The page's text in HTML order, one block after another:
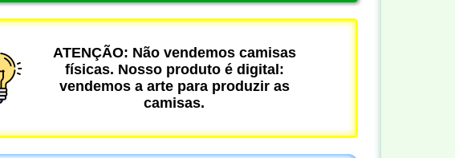
ATENÇÃO: Não vendemos camisas
físicas. Nosso produto é digital:
vendemos a arte para produzir as
camisas.